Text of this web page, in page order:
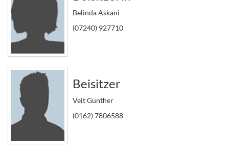
Belinda Askani
(07240) 927710
Beisitzer
Veit Günther
(0162) 7806588